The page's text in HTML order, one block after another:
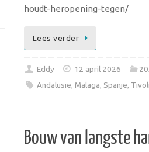
houdt-heropening-tegen/
Lees verder
Eddy 12 april 2026
Andalusië, Malaga, Spanje,
Bouw van langste